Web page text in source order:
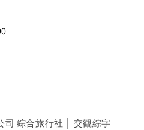
司 綜合旅行社 │ 交觀綜字